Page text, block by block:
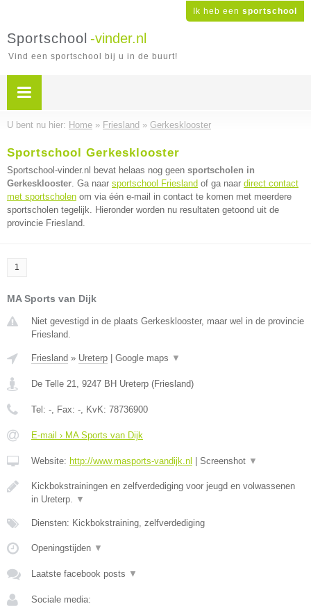
Ik heb een sportschool
Sportschool -vinder.nl
Vind een sportschool bij u in de buurt!
U bent nu hier: Home » Friesland » Gerkesklooster
Sportschool Gerkesklooster
Sportschool-vinder.nl bevat helaas nog geen sportscholen in
Gerkesklooster. Ga naar sportschool Friesland of ga naar direct contact
met sportscholen om via één e-mail in contact te komen met meerdere
sportscholen tegelijk. Hieronder worden nu resultaten getoond uit de
provincie Friesland.
1
MA Sports van Dijk
Niet gevestigd in de plaats Gerkesklooster, maar wel in de provincie
Friesland.
Friesland » Ureterp Google maps ▼
De Telle 21, 9247 BH Ureterp (Friesland)
Tel: -, Fax: -, KvK: 78736900
E-mail › MA Sports van Dijk
Website: http://www.masports-vandijk.nl Screenshot ▼
Kickbokstrainingen en zelfverdediging voor jeugd en volwassenen
in Ureterp. ▼
Diensten: Kickbokstraining, zelfverdediging
Openingstijden ▼
Laatste facebook posts ▼
Sociale media: